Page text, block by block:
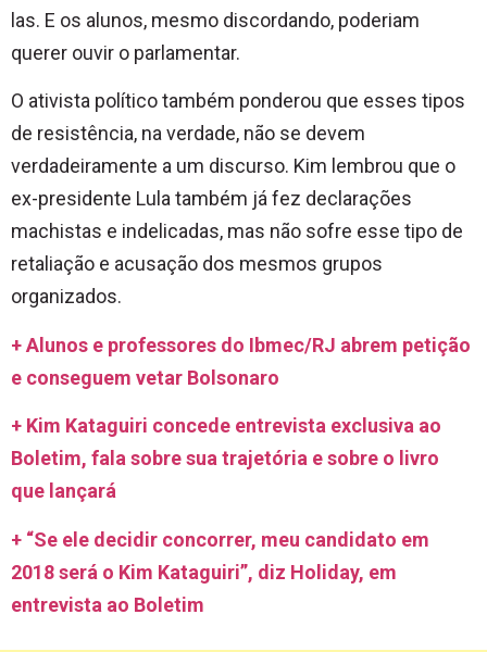
las. E os alunos, mesmo discordando, poderiam
querer ouvir o parlamentar.
O ativista político também ponderou que esses tipos
de resistência, na verdade, não se devem
verdadeiramente a um discurso. Kim lembrou que o
ex-presidente Lula também já fez declarações
machistas e indelicadas, mas não sofre esse tipo de
retaliação e acusação dos mesmos grupos
organizados.
+ Alunos e professores do Ibmec/RJ abrem petição
e conseguem vetar Bolsonaro
+ Kim Kataguiri concede entrevista exclusiva ao
Boletim, fala sobre sua trajetória e sobre o livro
que lançará
+ “Se ele decidir concorrer, meu candidato em
2018 será o Kim Kataguiri”, diz Holiday, em
entrevista ao Boletim